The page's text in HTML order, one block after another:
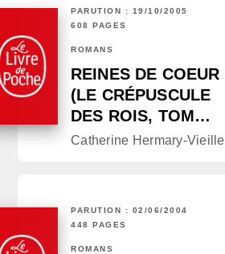
PARUTION : 19/10/2005
608 PAGES
ROMANS
REINES DE COEUR
(LE CRÉPUSCULE
DES ROIS, TOM…
Catherine Hermary-Vieille
PARUTION : 02/06/2004
448 PAGES
ROMANS